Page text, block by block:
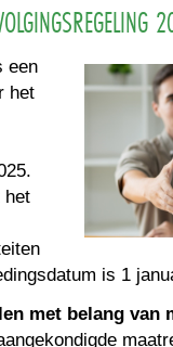
een
het
het
is 1
met belang van